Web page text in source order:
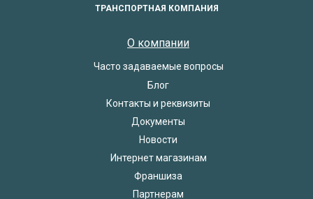
ТРАНСПОРТНАЯ КОМПАНИЯ
О компании
Часто задаваемые вопросы
Блог
Контакты и реквизиты
Документы
Новости
Интернет магазинам
Франшиза
Партнерам